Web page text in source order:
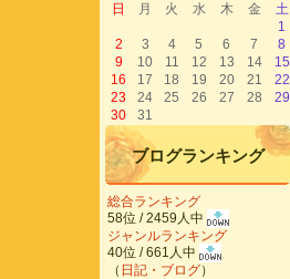
日
月 火 水 木 金
土
1
2
3 4 5 6 7
8
9
10 11 12 13 14
15
16
17 18 19 20 21
22
23
24 25 26 27 28
29
30
31
ブログランキング
総合ランキング
58位 / 2459人中
ジャンルランキング
40位 / 661人中
（ 日記・ブログ）